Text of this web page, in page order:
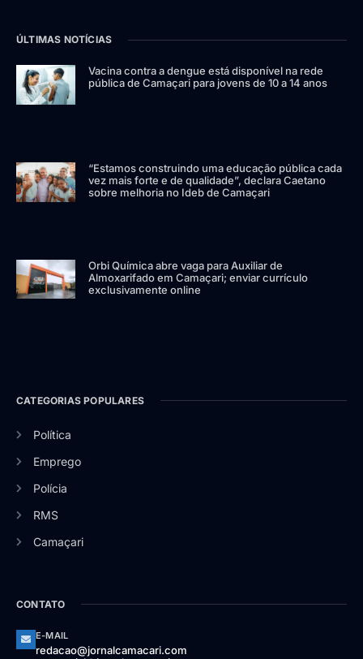
ÚLTIMAS NOTÍCIAS
Vacina contra a dengue está disponível na rede
pública de Camaçari para jovens de 10 a 14 anos
“Estamos construindo uma educação pública cada
vez mais forte e de qualidade”, declara Caetano
sobre melhoria no Ideb de Camaçari
Orbi Química abre vaga para Auxiliar de
Almoxarifado em Camaçari; enviar currículo
exclusivamente online
CATEGORIAS POPULARES
Política
Emprego
Polícia
RMS
Camaçari
CONTATO
E-MAIL
redacao@jornalcamacari.com